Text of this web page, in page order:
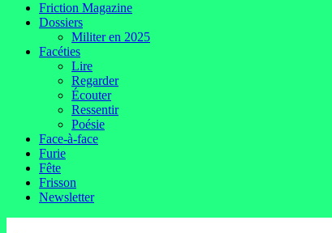
Friction Magazine
Dossiers
Militer en 2025
Facéties
Lire
Regarder
Écouter
Ressentir
Poésie
Face-à-face
Furie
Fête
Frisson
Newsletter